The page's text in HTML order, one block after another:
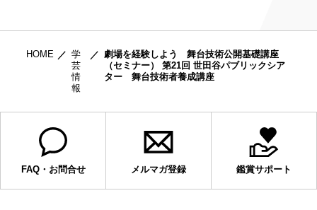
HOME
学
芸
情
報
劇場を経験しよう 舞台技術公開基礎講座
（セミナー） 第21回 世田谷パブリックシア
ター 舞台技術者養成講座
FAQ・お問合せ メルマガ登録 鑑賞サポート